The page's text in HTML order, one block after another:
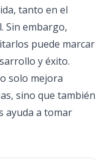
tanto en el
Sin embargo,
puede marcar
y éxito.
solo mejora
sino que también
ayuda a tomar